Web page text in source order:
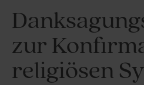
zur
religiösen